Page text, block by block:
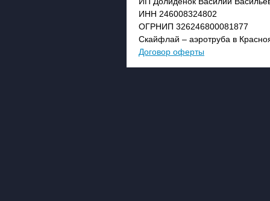
ИНН 246008324802
ОГРНИП 326246800081877
Скайфлай – аэротруба в
Договор оферты